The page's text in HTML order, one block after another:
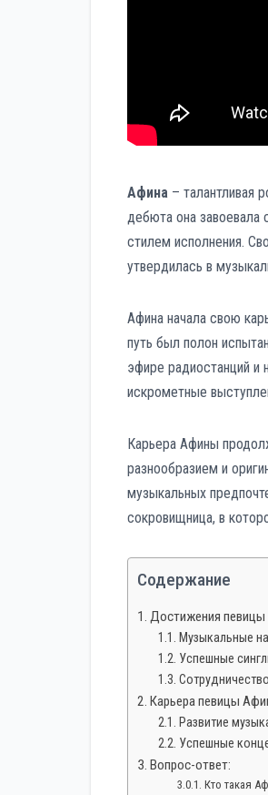
Афина – талантливая
дебюта она завоевала
стилем исполнения.
утвердилась в
Афина начала свою
путь был полон
эфире радиостанций
искрометные
Карьера Афины
разнообразием и
музыкальных
сокровищница, в
Содержание
Достижения
Музыкальные
Успешные
Карьера певицы
Развитие
Успешные
Вопрос-ответ:
Кто такая